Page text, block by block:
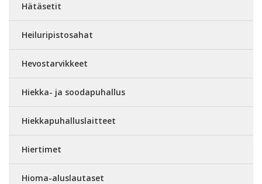
Hätäsetit
Heiluripistosahat
Hevostarvikkeet
Hiekka- ja soodapuhallus
Hiekkapuhalluslaitteet
Hiertimet
Hioma-aluslautaset